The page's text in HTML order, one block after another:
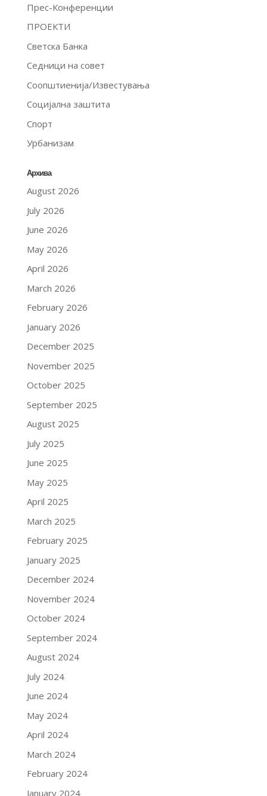
Прес-Конференции
ПРОЕКТИ
Светска Банка
Седници на совет
Соопштиенија/Известувања
Социјална заштита
Спорт
Урбанизам
Архива
August 2026
July 2026
June 2026
May 2026
April 2026
March 2026
February 2026
January 2026
December 2025
November 2025
October 2025
September 2025
August 2025
July 2025
June 2025
May 2025
April 2025
March 2025
February 2025
January 2025
December 2024
November 2024
October 2024
September 2024
August 2024
July 2024
June 2024
May 2024
April 2024
March 2024
February 2024
January 2024